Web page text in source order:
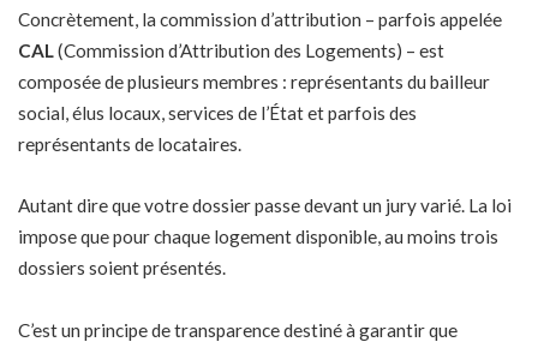
Concrètement, la commission d’attribution – parfois appelée
CAL(Commission d’Attribution des Logements) – est
composée de plusieurs membres : représentants du bailleur
social, élus locaux, services de l’État et parfois des
représentants de locataires.
Autant dire que votre dossier passe devant un jury varié. La loi
impose que pour chaque logement disponible, au moins trois
dossiers soient présentés.
C’est un principe de transparence destiné à garantir que